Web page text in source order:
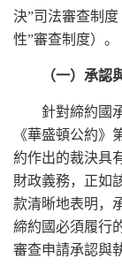
決”司法審查制
性”審查制度）。
（一）承認
針對締約國
《華盛頓公約》
約作出的裁決具
財政義務，正如
款清晰地表明，
締約國必須履行
審查申請承認與